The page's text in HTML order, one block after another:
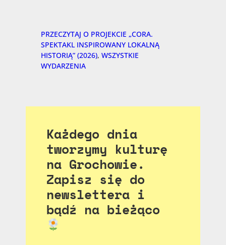
PRZECZYTAJ O PROJEKCIE „CORA.
SPEKTAKL INSPIROWANY LOKALNĄ
HISTORIĄ” (2026), WSZYSTKIE
WYDARZENIA
Każdego dnia
tworzymy kulturę
na Grochowie.
Zapisz się do
newslettera i
bądź na bieżąco